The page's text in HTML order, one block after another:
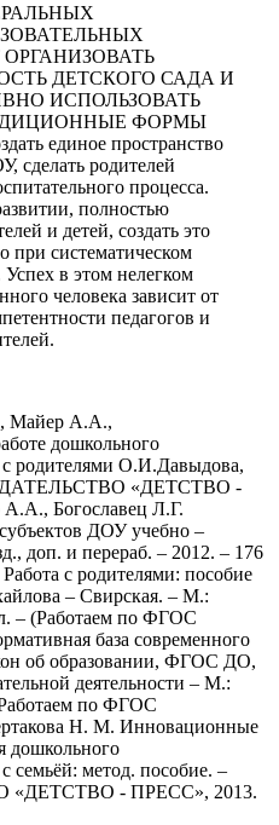
ДЕТСКОГО САДА И
ИСПОЛЬЗОВАТЬ
ФОРМЫ
единое пространство
сделать родителей
процесса.
полностью
и детей, создать это
при систематическом
в этом нелегком
человека зависит от
педагогов и
Майер А.А.,
дошкольного
с родителями О.И.Давыдова,
«ДЕТСТВО -
Богославец Л.Г.
ДОУ учебно –
доп. и перераб. – 2012. – 176
с родителями: пособие
– Свирская. – М.:
– (Работаем по ФГОС
база современного
об образовании, ФГОС ДО,
деятельности – М.:
по ФГОС
Н. М. Инновационные
дошкольного
семьёй: метод. пособие. –
- ПРЕСС», 2013.